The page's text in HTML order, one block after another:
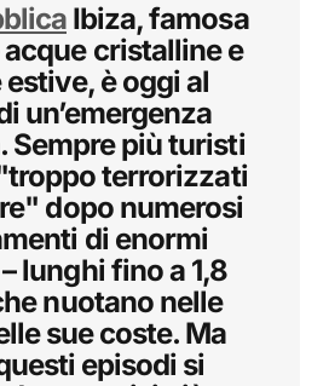
Ibiza, famosa
acque cristalline e
estive, è oggi al
un’emergenza
Sempre più turisti
terrorizzati
dopo numerosi
di enormi
lunghi fino a 1,8
nuotano nelle
sue coste. Ma
episodi si